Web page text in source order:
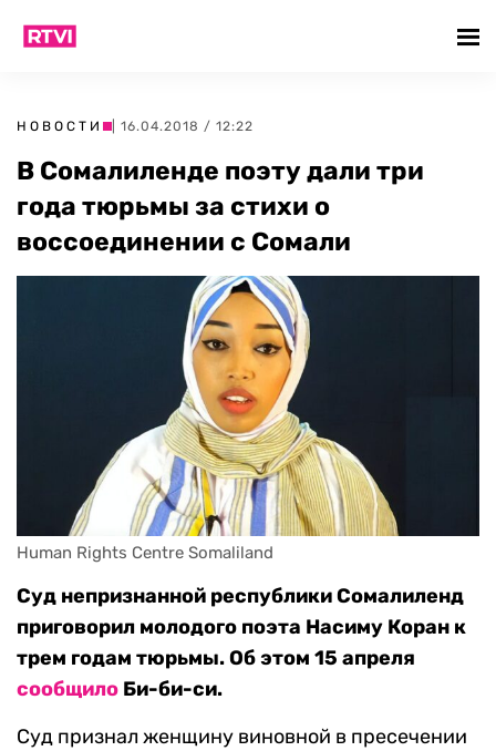
НОВОСТИ | 16.04.2018 / 12:22
В Сомалиленде поэту дали три
года тюрьмы за стихи о
воссоединении с Сомали
Human Rights Centre Somaliland
Суд непризнанной республики Сомалиленд
приговорил молодого поэта Насиму Коран к
трем годам тюрьмы. Об этом 15 апреля
сообщило Би-би-си.
Суд признал женщину виновной в пресечении